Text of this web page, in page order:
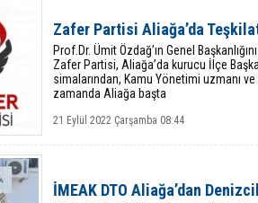
Zafer Partisi Aliağa’da
Prof.Dr. Ümit Özdağ’ın Genel
Zafer Partisi, Aliağa’da kurucu İlçe
simalarından, Kamu Yönetimi uzmanı
zamanda Aliağa başta
21 Eylül 2022 Çarşamba 08:44
İMEAK DTO Aliağa’dan